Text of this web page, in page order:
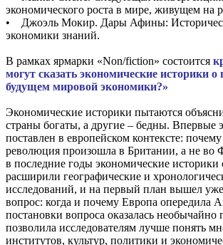
экономического роста в мире, живущем на
• Джоэль Мокир. Дары Афины:
экономики знаний.
В рамках ярмарки «Non/fiction» состоится
могут сказать экономические историки
будущем мировой экономики?»
Экономические историки пытаются
страны богаты, а другие – бедны. Впервые
поставлен в европейском контексте:
революция произошла в Британии, а не во
в последние годы экономические историки
расширили географические и
исследований, и на первый план вышел
вопрос: когда и почему Европа опередила
постановки вопроса оказалась необычайно
позволила исследователям лучше понять
институтов, культур, политики и